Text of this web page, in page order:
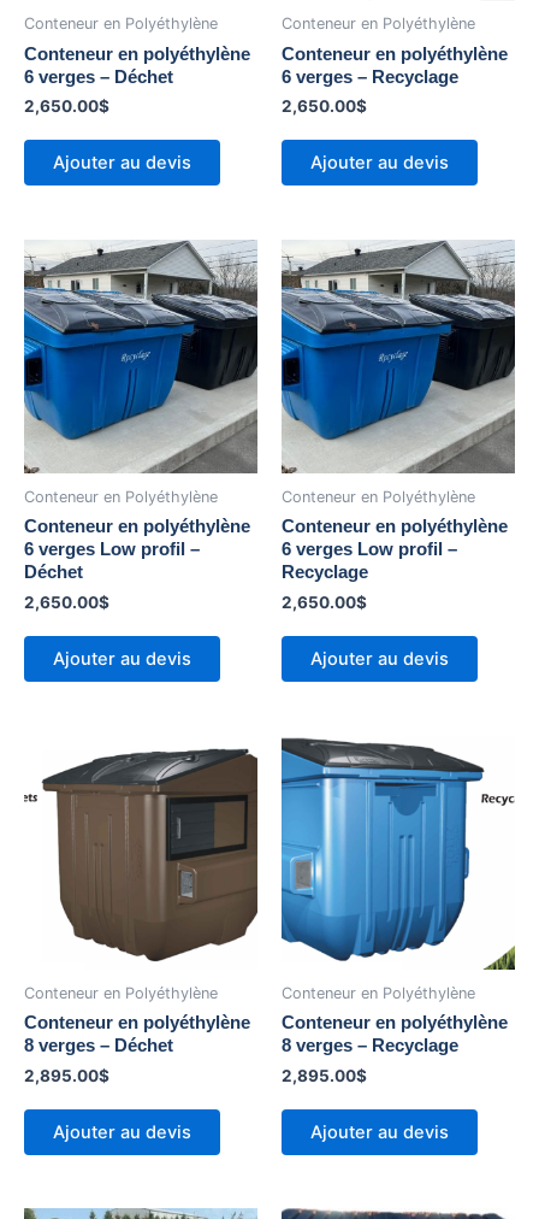
Conteneur en Polyéthylène
Conteneur en polyéthylène
6 verges – Déchet
2,650.00$
Ajouter au devis
Conteneur en Polyéthylène
Conteneur en polyéthylène
6 verges – Recyclage
2,650.00$
Ajouter au devis
Conteneur en Polyéthylène
Conteneur en polyéthylène
6 verges Low profil –
Déchet
2,650.00$
Ajouter au devis
Conteneur en Polyéthylène
Conteneur en polyéthylène
6 verges Low profil –
Recyclage
2,650.00$
Ajouter au devis
Conteneur en Polyéthylène
Conteneur en polyéthylène
8 verges – Déchet
2,895.00$
Ajouter au devis
Conteneur en Polyéthylène
Conteneur en polyéthylène
8 verges – Recyclage
2,895.00$
Ajouter au devis